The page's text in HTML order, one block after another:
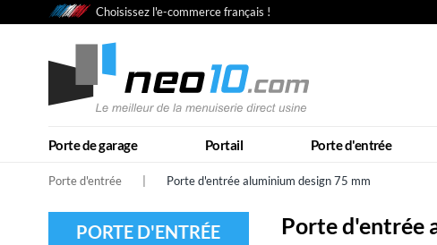
Choisissez l'e-commerce français !
Porte de garage Portail Porte d'entrée
Porte d'entrée Porte d'entrée aluminium design 75 mm
PORTE D'ENTRÉE Porte d'entrée